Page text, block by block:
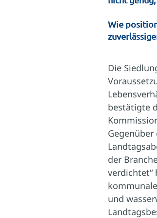
Wie
Die
bestätigte
Gegenüber
der
verdichtet“
und